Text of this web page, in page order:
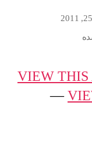
VIEW THIS
—